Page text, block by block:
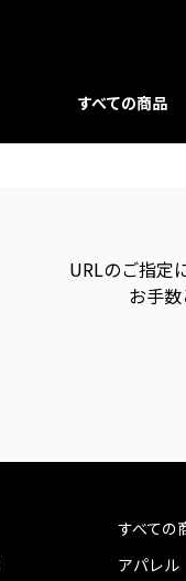
すべての商品
URLのご指定
お手
すべての
アパレル